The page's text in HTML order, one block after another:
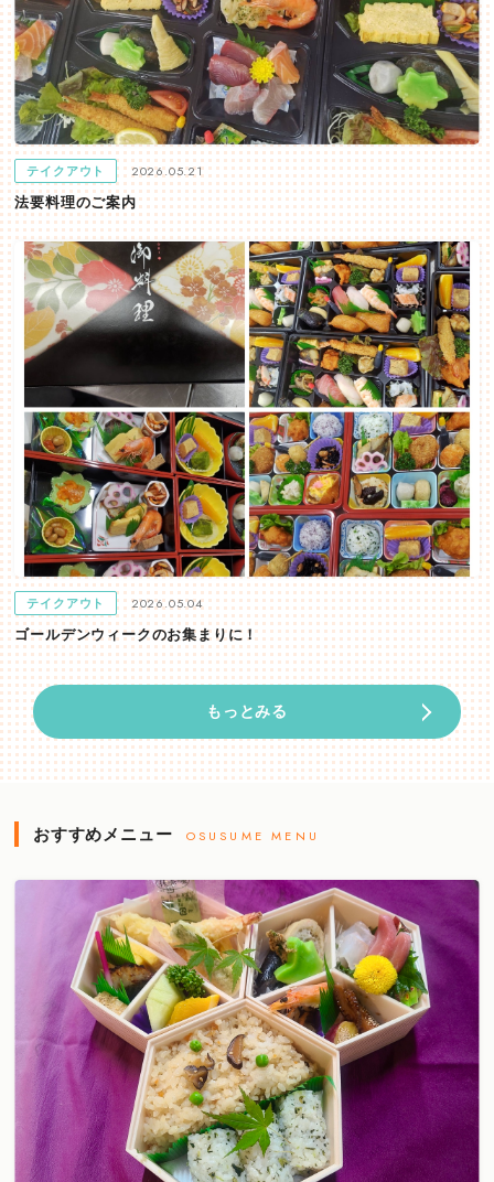
テイクアウト 2026.05.21
法要料理のご案内
テイクアウト 2026.05.04
ゴールデンウィークのお集まりに！
もっとみる
おすすめメニュー OSUSUME MENU